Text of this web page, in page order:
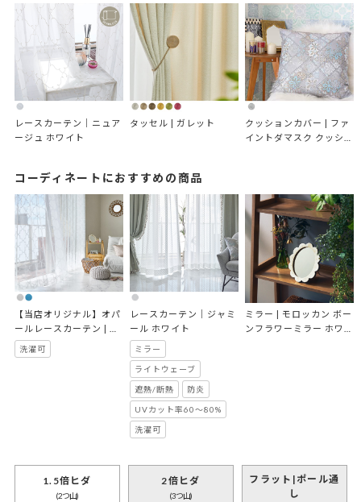
レースカーテン｜ニュア
ージュ ホワイト
タッセル | ガレット
クッションカバー | ファ
イントダマスク クッショ
コーディネートにおすすめの商品
【当店オリジナル】オパ
ールレースカーテン | シ
ャウエン ホワイト
洗濯可
レースカーテン｜ジャミ
ール ホワイト
ミラー
ライトウェーブ
遮熱/断熱 防炎
UVカット率60～80%
洗濯可
ミラー | モロッカン ボー
ンフラワーミラー ホワイ
1.5倍ヒダ
(2つ山)
2倍ヒダ
(3つ山)
フラット|ポール通
し